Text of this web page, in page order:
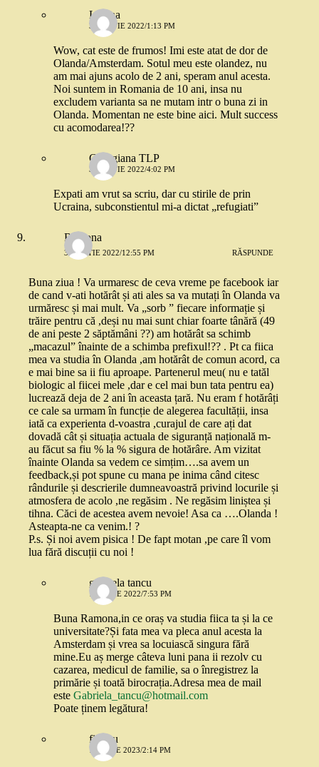
Liliana
3 MARTIE 2022/1:13 PM
Wow, cat este de frumos! Imi este atat de dor de
Olanda/Amsterdam. Sotul meu este olandez, nu
am mai ajuns acolo de 2 ani, speram anul acesta.
Noi suntem in Romania de 10 ani, insa nu
excludem varianta sa ne mutam intr o buna zi in
Olanda. Momentan ne este bine aici. Mult success
cu acomodarea!??
Georgiana TLP
3 MARTIE 2022/4:02 PM
Expati am vrut sa scriu, dar cu stirile de prin
Ucraina, subconstientul mi-a dictat „refugiati”
Ramona
3 MARTIE 2022/12:55 PM RĂSPUNDE
Buna ziua ! Va urmaresc de ceva vreme pe facebook iar
de cand v-ati hotărât și ati ales sa va mutați în Olanda va
urmăresc și mai mult. Va „sorb ” fiecare informație și
trăire pentru că ,deși nu mai sunt chiar foarte tânără (49
de ani peste 2 săptămâni ??) am hotărât sa schimb
„macazul” înainte de a schimba prefixul!?? . Pt ca fiica
mea va studia în Olanda ,am hotărât de comun acord, ca
e mai bine sa ii fiu aproape. Partenerul meu( nu e tatăl
biologic al fiicei mele ,dar e cel mai bun tata pentru ea)
lucrează deja de 2 ani în aceasta țară. Nu eram f hotărâți
ce cale sa urmam în funcție de alegerea facultății, insa
iată ca experienta d-voastra ,curajul de care ați dat
dovadă cât și situația actuala de siguranță națională m-
au făcut sa fiu % la % sigura de hotărâre. Am vizitat
înainte Olanda sa vedem ce simțim….sa avem un
feedback,și pot spune cu mana pe inima când citesc
rândurile și descrierile dumneavoastră privind locurile și
atmosfera de acolo ,ne regăsim . Ne regăsim liniștea și
tihna. Căci de acestea avem nevoie! Asa ca ….Olanda !
Asteapta-ne ca venim.! ?
P.s. Și noi avem pisica ! De fapt motan ,pe care îl vom
lua fără discuții cu noi !
gabriela tancu
12 IUNIE 2022/7:53 PM
Buna Ramona,in ce oraș va studia fiica ta și la ce
universitate?Și fata mea va pleca anul acesta la
Amsterdam și vrea sa locuiască singura fără
mine.Eu aș merge câteva luni pana ii rezolv cu
cazarea, medicul de familie, sa o înregistrez la
primărie și toată birocrația.Adresa mea de mail
este Gabriela_tancu@hotmail.com
Poate ținem legătura!
fieraru
16 IULIE 2023/2:14 PM